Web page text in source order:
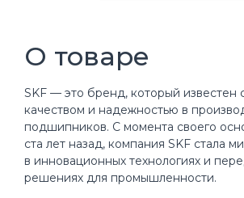
О товаре
SKF — это бренд, который известен
качеством и надежностью в
подшипников. С момента своего
ста лет назад, компания SKF стала
в инновационных технологиях и
решениях для промышленности.